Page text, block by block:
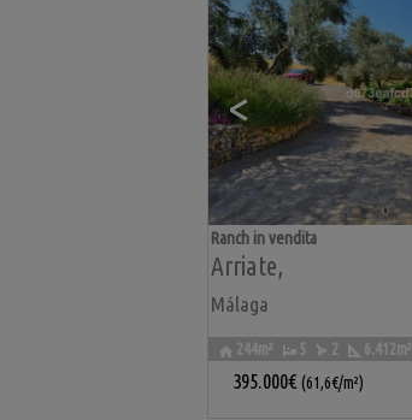
<
Arriate,
Málaga
Ranch in vendita
244m² 5 2 6.412m²
395.000€ (61,6€/m²)